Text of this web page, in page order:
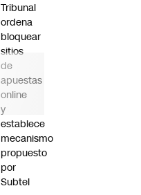
Tribunal
ordena
bloquear
sitios
de
apuestas
online
y
establece
mecanismo
propuesto
por
Subtel